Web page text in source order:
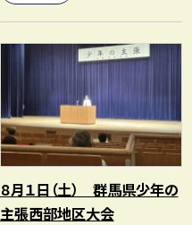
８月１日（土） 群馬県少年の
主張西部地区大会